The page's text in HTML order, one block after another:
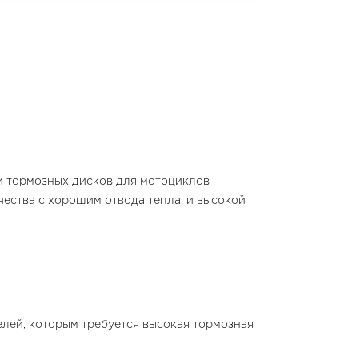
тормозных дисков для мотоциклов
с хорошим отвода тепла, и высокой
которым требуется высокая тормозная